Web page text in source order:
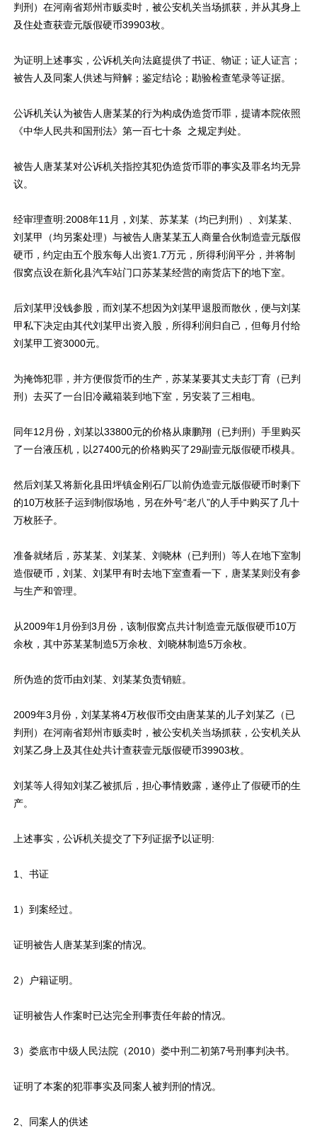
判刑）在河南省郑州市贩卖时，被公安机关当场抓获，并从其身上
及住处查获壹元版假硬币39903枚。
为证明上述事实，公诉机关向法庭提供了书证、物证；证人证言；
被告人及同案人供述与辩解；鉴定结论；勘验检查笔录等证据。
公诉机关认为被告人唐某某的行为构成伪造货币罪，提请本院依照
《中华人民共和国刑法》第一百七十条 之规定判处。
被告人唐某某对公诉机关指控其犯伪造货币罪的事实及罪名均无异
议。
经审理查明:2008年11月，刘某、苏某某（均已判刑）、刘某某、
刘某甲（均另案处理）与被告人唐某某五人商量合伙制造壹元版假
硬币，约定由五个股东每人出资1.7万元，所得利润平分，并将制
假窝点设在新化县汽车站门口苏某某经营的南货店下的地下室。
后刘某甲没钱参股，而刘某不想因为刘某甲退股而散伙，便与刘某
甲私下决定由其代刘某甲出资入股，所得利润归自己，但每月付给
刘某甲工资3000元。
为掩饰犯罪，并方便假货币的生产，苏某某要其丈夫彭丁育（已判
刑）去买了一台旧冷藏箱装到地下室，另安装了三相电。
同年12月份，刘某以33800元的价格从康鹏翔（已判刑）手里购买
了一台液压机，以27400元的价格购买了29副壹元版假硬币模具。
然后刘某又将新化县田坪镇金刚石厂以前伪造壹元版假硬币时剩下
的10万枚胚子运到制假场地，另在外号“老八”的人手中购买了几十
万枚胚子。
准备就绪后，苏某某、刘某某、刘晓林（已判刑）等人在地下室制
造假硬币，刘某、刘某甲有时去地下室查看一下，唐某某则没有参
与生产和管理。
从2009年1月份到3月份，该制假窝点共计制造壹元版假硬币10万
余枚，其中苏某某制造5万余枚、刘晓林制造5万余枚。
所伪造的货币由刘某、刘某某负责销赃。
2009年3月份，刘某某将4万枚假币交由唐某某的儿子刘某乙（已
判刑）在河南省郑州市贩卖时，被公安机关当场抓获，公安机关从
刘某乙身上及其住处共计查获壹元版假硬币39903枚。
刘某等人得知刘某乙被抓后，担心事情败露，遂停止了假硬币的生
产。
上述事实，公诉机关提交了下列证据予以证明:
1、书证
1）到案经过。
证明被告人唐某某到案的情况。
2）户籍证明。
证明被告人作案时已达完全刑事责任年龄的情况。
3）娄底市中级人民法院（2010）娄中刑二初第7号刑事判决书。
证明了本案的犯罪事实及同案人被判刑的情况。
2、同案人的供述